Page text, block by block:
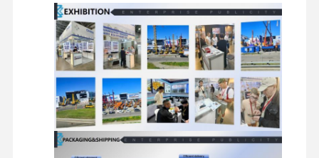
Filter
Hydraulikfilter, Luftfilter,
Kraftstofffilter
Verschleißteile
Zähne, Seitenzähne,
Schneidklingen, Nadeln,
Schrauben, O-Ringe,
Öldichtungen,
Dichtungen